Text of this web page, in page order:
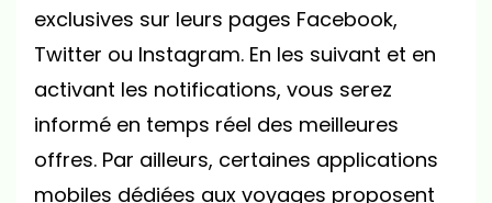
exclusives sur leurs pages Facebook,
Twitter ou Instagram. En les suivant et en
activant les notifications, vous serez
informé en temps réel des meilleures
offres. Par ailleurs, certaines applications
mobiles dédiées aux voyages proposent